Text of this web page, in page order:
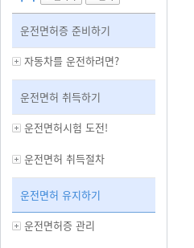
운전면허증 준비하기
자동차를 운전하려면?
운전면허 취득하기
운전면허시험 도전!
운전면허 취득절차
운전면허 유지하기
운전면허증 관리